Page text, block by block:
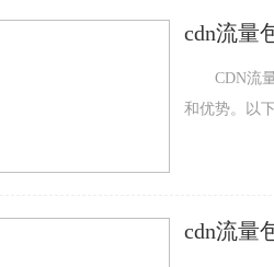
cdn流量
CDN流量
和优势。以
优势： 1
cdn流量